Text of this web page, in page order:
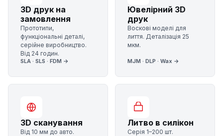
3D друк на
замовлення
Прототипи,
функціональні деталі,
серійне виробництво.
Від 24 годин.
SLA · SLS · FDM →
Ювелірний 3D
друк
Воскові моделі для
лиття. Деталізація 25
мкм.
MJM · DLP · Wax →
3D сканування
Від 10 мм до авто.
Литво в силікон
Серія 1–200 шт.